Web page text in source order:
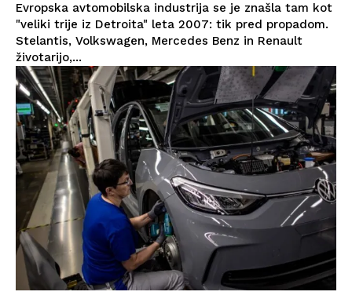
Evropska avtomobilska industrija se je znašla tam kot
"veliki trije iz Detroita" leta 2007: tik pred propadom.
Stelantis, Volkswagen, Mercedes Benz in Renault
životarijo,...